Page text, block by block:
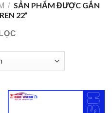
/ SẢN PHẨM ĐƯỢC GẮN
22”
LỌC